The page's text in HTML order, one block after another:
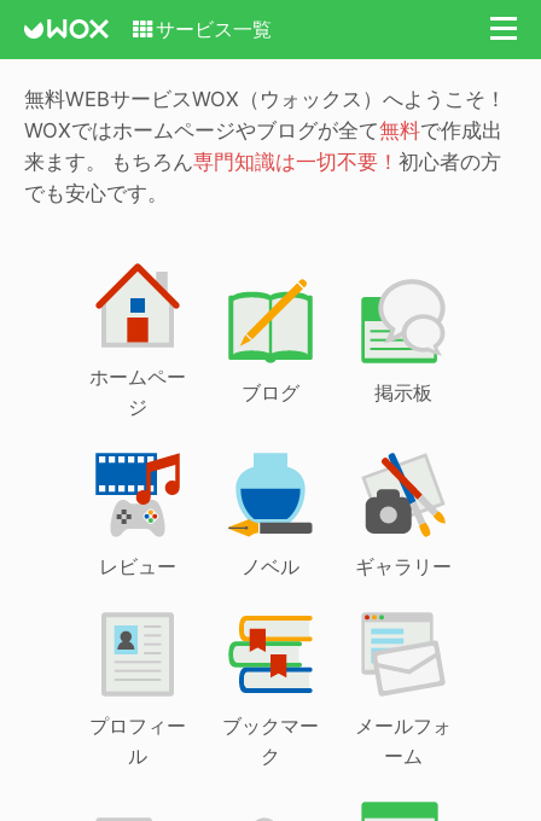
サービス一覧
無料WEBサービスWOX（ウォックス）へようこそ！
WOXではホームページやブログが全て無料で作成出
来ます。
もちろん専門知識は一切不要！ 初心者の方
でも安心です。
ホームペー
ジ
ブログ 掲示板
レビュー ノベル ギャラリー
プロフィー
ル
ブックマー
ク
メールフォ
ーム